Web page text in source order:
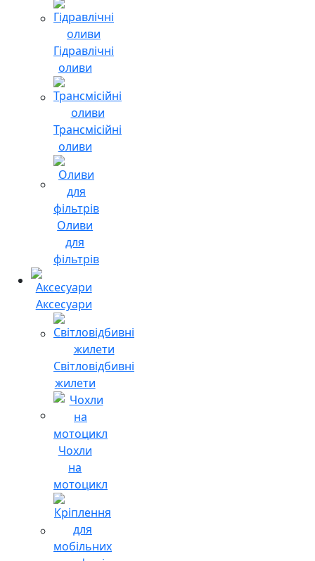
Гідравлічні
оливи
Трансмісійні
оливи
Оливи
для
фільтрів
Аксесуари
Світловідбивні
жилети
Чохли
на
мотоцикл